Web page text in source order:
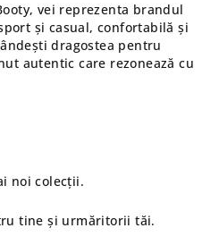
vei reprezenta brandul
și casual, confortabilă și
dragostea pentru
autentic care rezonează cu
noi colecții.
tine și urmăritorii tăi.